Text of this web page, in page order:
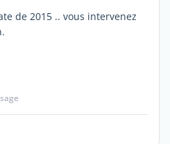
de 2015 .. vous intervenez